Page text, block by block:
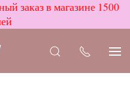
заказ в магазине 1500